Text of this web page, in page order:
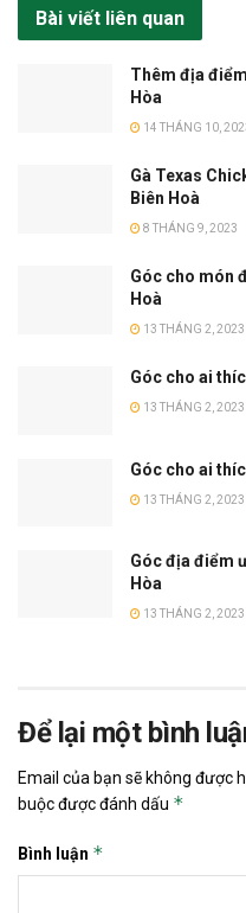
Bài viết liên quan
Thêm địa
Hòa
14 THÁNG 10,
Gà Texas
Biên Hoà
8 THÁNG 9, 2023
Góc cho món
Hoà
13 THÁNG 2, 2023
Góc cho ai
13 THÁNG 2, 2023
Góc cho ai
13 THÁNG 2, 2023
Góc địa điểm
Hòa
13 THÁNG 2, 2023
Để lại một bình
Email của bạn sẽ không được
buộc được đánh dấu *
Bình luận *